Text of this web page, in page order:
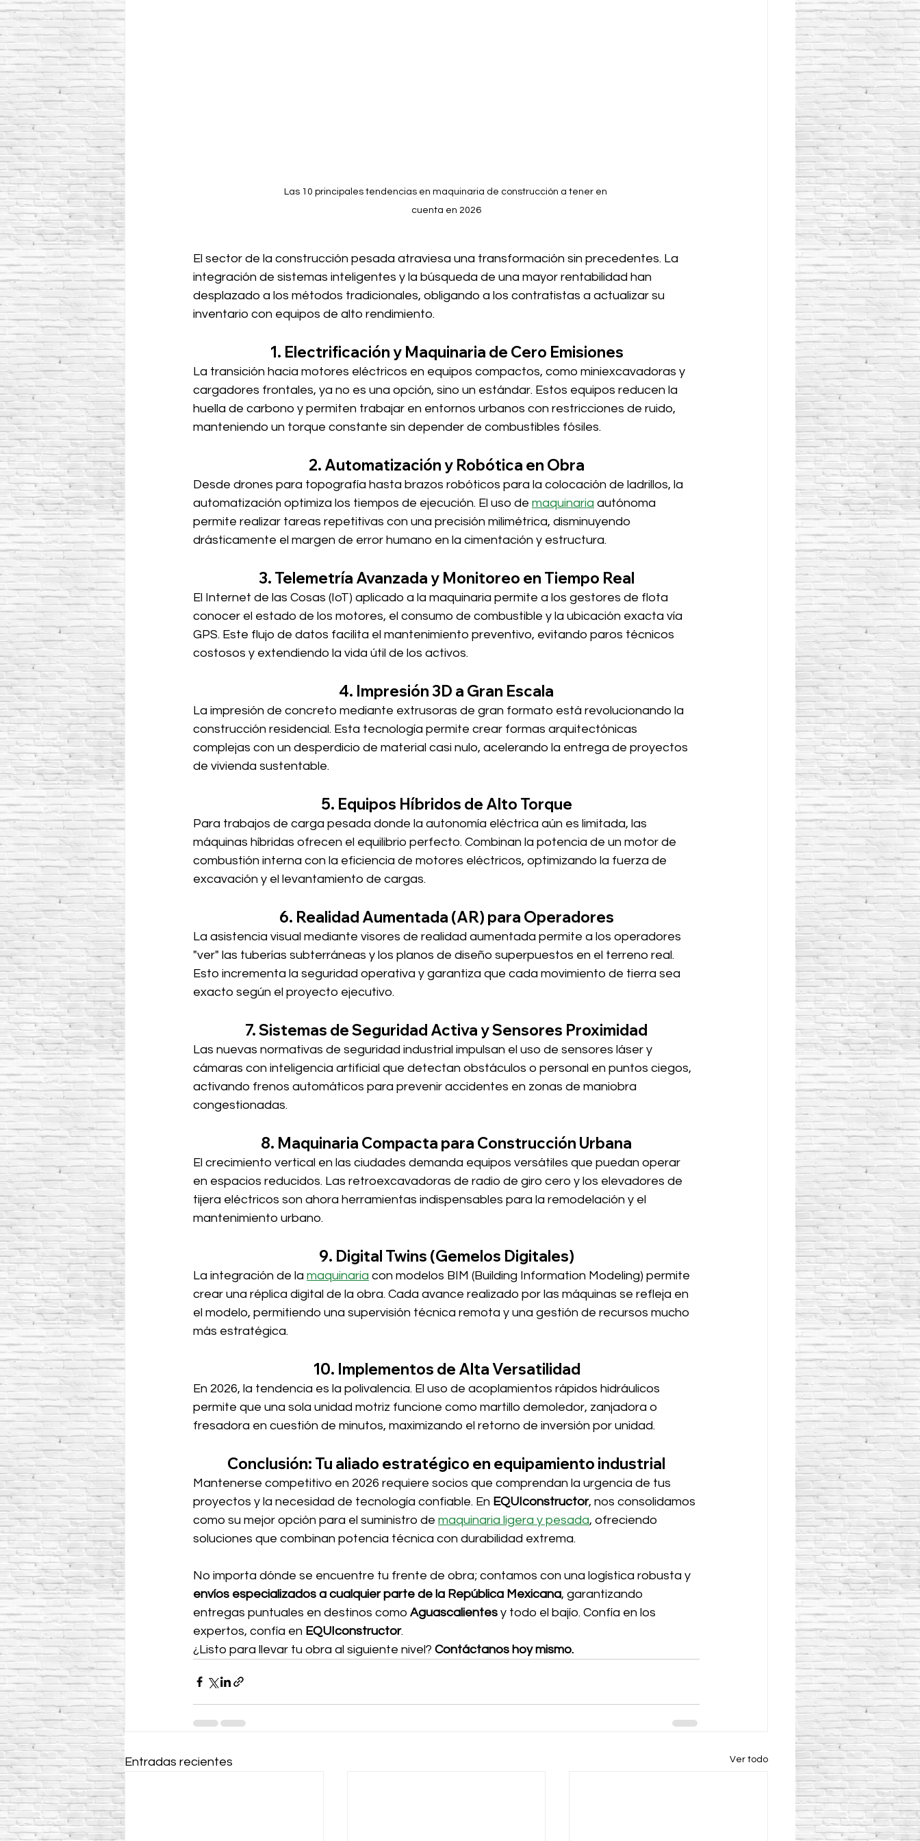
Las 10 principales tendencias en maquinaria de construcción a tener en
cuenta en 2026
El sector de la construcción pesada atraviesa una transformación sin precedentes. La
integración de sistemas inteligentes y la búsqueda de una mayor rentabilidad han
desplazado a los métodos tradicionales, obligando a los contratistas a actualizar su
inventario con equipos de alto rendimiento.
1. Electrificación y Maquinaria de Cero Emisiones
La transición hacia motores eléctricos en equipos compactos, como miniexcavadoras y
cargadores frontales, ya no es una opción, sino un estándar. Estos equipos reducen la
huella de carbono y permiten trabajar en entornos urbanos con restricciones de ruido,
manteniendo un torque constante sin depender de combustibles fósiles.
2. Automatización y Robótica en Obra
Desde drones para topografía hasta brazos robóticos para la colocación de ladrillos, la
automatización optimiza los tiempos de ejecución. El uso de maquinaria autónoma
permite realizar tareas repetitivas con una precisión milimétrica, disminuyendo
drásticamente el margen de error humano en la cimentación y estructura.
3. Telemetría Avanzada y Monitoreo en Tiempo Real
El Internet de las Cosas (IoT) aplicado a la maquinaria permite a los gestores de flota
conocer el estado de los motores, el consumo de combustible y la ubicación exacta vía
GPS. Este flujo de datos facilita el mantenimiento preventivo, evitando paros técnicos
costosos y extendiendo la vida útil de los activos.
4. Impresión 3D a Gran Escala
La impresión de concreto mediante extrusoras de gran formato está revolucionando la
construcción residencial. Esta tecnología permite crear formas arquitectónicas
complejas con un desperdicio de material casi nulo, acelerando la entrega de proyectos
de vivienda sustentable.
5. Equipos Híbridos de Alto Torque
Para trabajos de carga pesada donde la autonomía eléctrica aún es limitada, las
máquinas híbridas ofrecen el equilibrio perfecto. Combinan la potencia de un motor de
combustión interna con la eficiencia de motores eléctricos, optimizando la fuerza de
excavación y el levantamiento de cargas.
6. Realidad Aumentada (AR) para Operadores
La asistencia visual mediante visores de realidad aumentada permite a los operadores
"ver" las tuberías subterráneas y los planos de diseño superpuestos en el terreno real.
Esto incrementa la seguridad operativa y garantiza que cada movimiento de tierra sea
exacto según el proyecto ejecutivo.
7. Sistemas de Seguridad Activa y Sensores Proximidad
Las nuevas normativas de seguridad industrial impulsan el uso de sensores láser y
cámaras con inteligencia artificial que detectan obstáculos o personal en puntos ciegos,
activando frenos automáticos para prevenir accidentes en zonas de maniobra
congestionadas.
8. Maquinaria Compacta para Construcción Urbana
El crecimiento vertical en las ciudades demanda equipos versátiles que puedan operar
en espacios reducidos. Las retroexcavadoras de radio de giro cero y los elevadores de
tijera eléctricos son ahora herramientas indispensables para la remodelación y el
mantenimiento urbano.
9. Digital Twins (Gemelos Digitales)
La integración de la maquinaria con modelos BIM (Building Information Modeling) permite
crear una réplica digital de la obra. Cada avance realizado por las máquinas se refleja en
el modelo, permitiendo una supervisión técnica remota y una gestión de recursos mucho
más estratégica.
10. Implementos de Alta Versatilidad
En 2026, la tendencia es la polivalencia. El uso de acoplamientos rápidos hidráulicos
permite que una sola unidad motriz funcione como martillo demoledor, zanjadora o
fresadora en cuestión de minutos, maximizando el retorno de inversión por unidad.
Conclusión: Tu aliado estratégico en equipamiento industrial
Mantenerse competitivo en 2026 requiere socios que comprendan la urgencia de tus
proyectos y la necesidad de tecnología confiable. En EQUIconstructor, nos consolidamos
como su mejor opción para el suministro de maquinaria ligera y pesada, ofreciendo
soluciones que combinan potencia técnica con durabilidad extrema.
No importa dónde se encuentre tu frente de obra; contamos con una logística robusta y
envíos especializados a cualquier parte de la República Mexicana, garantizando
entregas puntuales en destinos como Aguascalientes y todo el bajío. Confía en los
expertos, confía en EQUIconstructor.
¿Listo para llevar tu obra al siguiente nivel? Contáctanos hoy mismo.
Entradas recientes Ver todo